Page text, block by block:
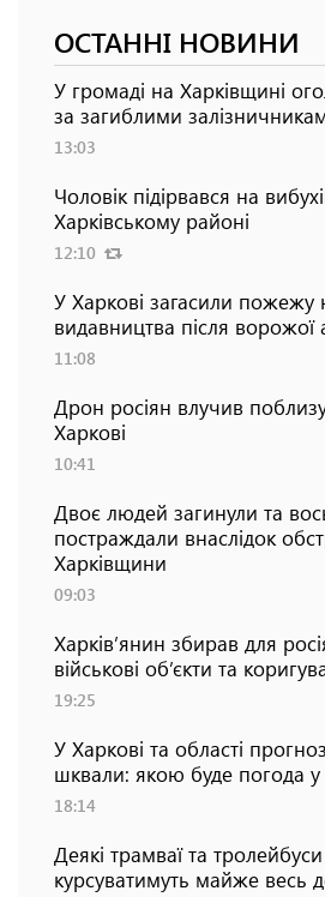
ОСТАННІ НОВИНИ
У громаді на Харківщині
за загиблими
13:03
Чоловік підірвався на
Харківському районі
12:10
У Харкові загасили пожежу
видавництва після ворожої
11:08
Дрон росіян влучив
Харкові
10:41
Двоє людей загинули та
постраждали внаслідок
Харківщини
09:03
Харків’янин збирав для
військові об’єкти та
19:25
У Харкові та області
шквали: якою буде погода у
18:14
Деякі трамваї та
курсуватимуть майже весь